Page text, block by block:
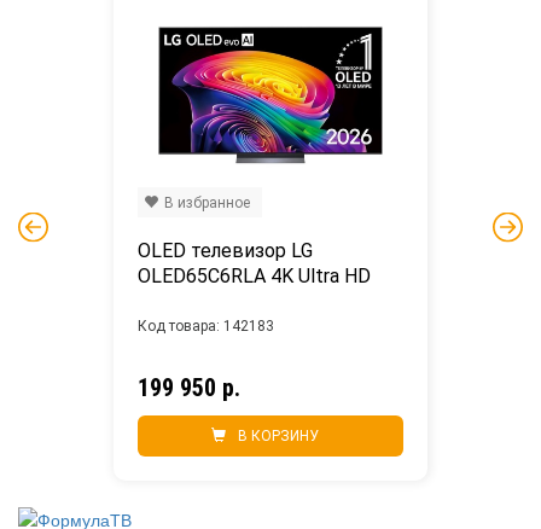
OLED телевизор LG
OLED65C6RLA 4K Ultra HD
199 950 р.
В КОРЗИНУ
Код товара: 142183
В избранное